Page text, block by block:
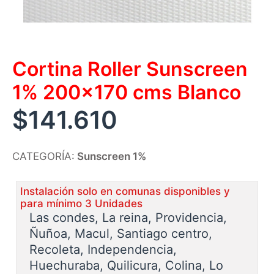
Cortina Roller Sunscreen
1% 200×170 cms Blanco
$141.610
CATEGORÍA: Sunscreen 1%
Instalación solo en comunas disponibles y
para mínimo 3 Unidades
Las condes, La reina, Providencia,
Ñuñoa, Macul, Santiago centro,
Recoleta, Independencia,
Huechuraba, Quilicura, Colina, Lo